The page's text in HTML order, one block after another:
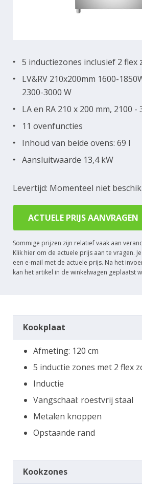
Levertijd: Momenteel niet
5 inductiezones inclusief 2 flex
LV&RV 210x200mm 1600-
2300-3000 W
LA en RA 210 x 200 mm, 2100 -
11 ovenfuncties
Inhoud van beide ovens: 69 l
Aansluitwaarde 13,4 kW
ACTUELE PRIJS AANVRAGEN
Sommige prijzen zijn relatief vaak aan
Klik hier om de actuele prijs aan te vragen.
een e-mail met de actuele prijs. Na het
kan het artikel in de winkelwagen geplaatst
Kookplaat
Afmeting: 120 cm
5 inductie zones met 2 flex
Inductie
Vangschaal: roestvrij staal
Metalen knoppen
Opstaande rand
Kookzones